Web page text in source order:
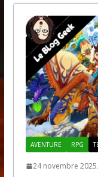
AVENTURE RPG
24 novembre 2025